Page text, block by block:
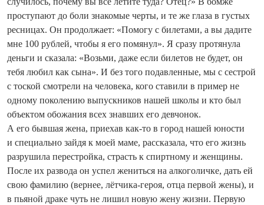
проступают до боли знакомые черты, и те же глаза в густых
ресницах. Он продолжает: «Помогу с билетами, а вы дадите
мне 100 рублей, чтобы я его помянул». Я сразу протянула
деньги и сказала: «Возьми, даже если билетов не будет, он
тебя любил как сына». И без того подавленные, мы с сестрой
с тоской смотрели на человека, кого ставили в пример не
одному поколению выпускников нашей школы и кто был
объектом обожания всех знавших его девчонок.
А его бывшая жена, приехав как-то в город нашей юности
и специально зайдя к моей маме, рассказала, что его жизнь
разрушила перестройка, страсть к спиртному и женщины.
После их развода он успел жениться на алкоголичке, дать ей
свою фамилию (вернее, лётчика-героя, отца первой жены), и
в пьяной драке чуть не лишил новую жену жизни. Первую